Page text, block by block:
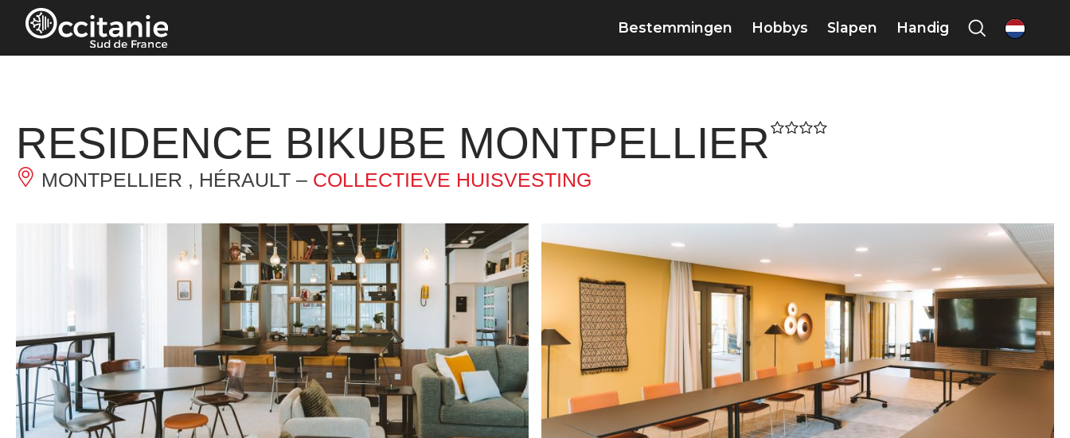
Cookies beheer paneel
Bestemmingen Hobbys Slapen Handig nl
RESIDENCE BIKUBE MONTPELLIER
MONTPELLIER , HÉRAULT – COLLECTIEVE HUISVESTING